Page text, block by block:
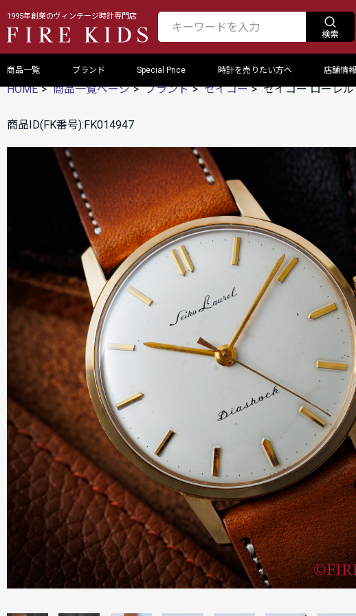
1995年創業のヴィンテージ時計専門店
商品一覧 ブランド Special Price 時計を売りたい方へ 店舗情報
HOME 商品一覧ページ ブランド セイコー セイコー ローレ
商品ID(FK番号):FK014947